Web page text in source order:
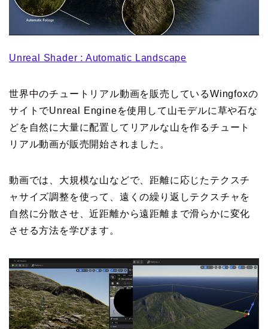
Unreal Shader : Automatic Landscape
世界中のチュートリアル動画を販売しているWingfoxの
サイトでUnreal Engineを使用して山モデルに草や石な
どを自然に大量に配置してリアルな山を作るチュート
リアル動画が販売開始されました。
動画では、大規模な山などで、距離に応じたテクスチ
ャサイズ調整を使って、遠くの繰り返しテクスチャを
自然に分散させ、近距離から遠距離まで滑らかに変化
させる方法を学びます。